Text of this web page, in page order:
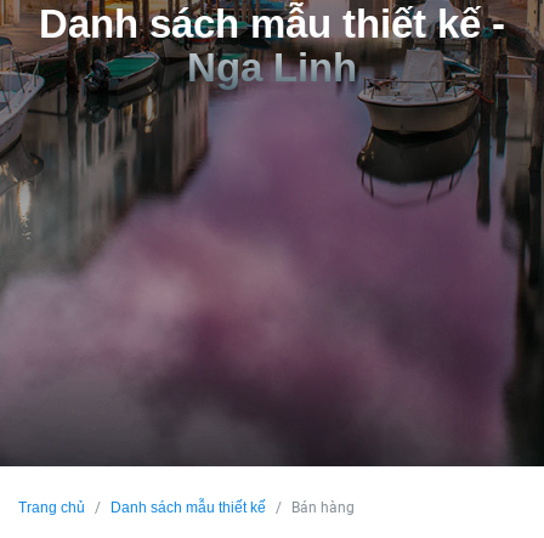
Danh sách mẫu thiết kế -
Nga Linh
Trang chủ Danh sách mẫu thiết kế Bán hàng